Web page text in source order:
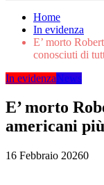
Home
In evidenza
E’ morto
conosciuti di
In evidenzaNews
E’ morto
americani
16 Febbraio 20260